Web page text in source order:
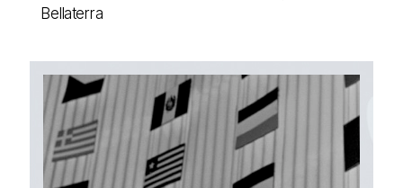
Bellaterra